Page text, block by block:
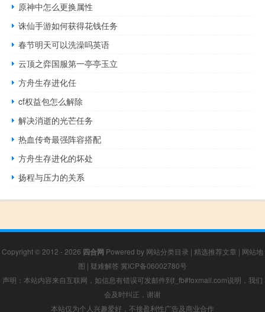
原神中怎么更换属性
诛仙手游如何获得花钱任务
春节明天可以洗澡吗英语
云顶之弈国服第一亭亭玉立
方舟生存进化任
cf权益包怎么解除
解决消逝的光芒任务
热血传奇最强阵容搭配
方舟生存进化的坏处
扬程与压力的关系
Copyright © 2012 - 2026 四合网 Powered by 网站分类目录 | 精选推荐文章 | 网站地
图 | 疑难解答 冀ICP备06002780号
声明：本站内容来自互联网，如信息有错误可发邮件到f_fb#foxmail.com说明，我们
会及时纠正，谢谢
本站仅为个人兴趣爱好，不接盈利性广告及商业合作